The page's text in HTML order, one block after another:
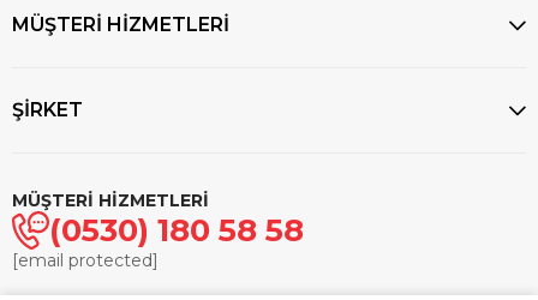
MÜŞTERİ HİZMETLERİ
ŞİRKET
MÜŞTERİ HİZMETLERİ
(0530) 180 58 58
[email protected]